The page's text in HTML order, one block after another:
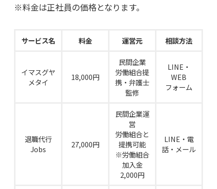
※料金は正社員の価格となります。
サービス名 料金 運営元 相談方法
イマスグヤ
メタイ
18,000円
民間企業
労働組合提
携・弁護士
監修
LINE・
WEB
フォーム
退職代行
Jobs
27,000円
民間企業運
営
労働組合と
提携可能
※労働組合
加入金
2,000円
LINE・電
話・メール